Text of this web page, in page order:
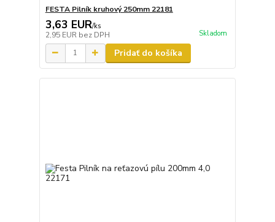
FESTA Pilník kruhový 250mm 22181
3,63 EUR/ks
2,95 EUR bez DPH Skladom
Pridať do košíka